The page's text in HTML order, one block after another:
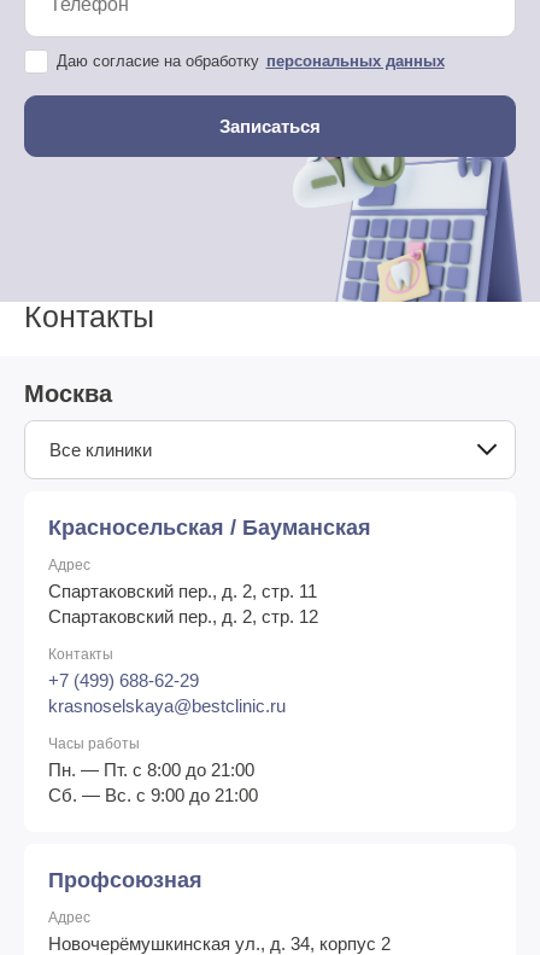
Даю согласие на обработку персональных данных
Контакты
Москва
Все клиники
Красносельская / Бауманская
Адрес
Спартаковский пер., д. 2, стр. 11
Спартаковский пер., д. 2, стр. 12
Контакты
+7 (499) 688-62-29
krasnoselskaya@bestclinic.ru
Часы работы
Пн. — Пт. с 8:00 до 21:00
Сб. — Вс. с 9:00 до 21:00
Профсоюзная
Адрес
Новочерёмушкинская ул., д. 34, корпус 2